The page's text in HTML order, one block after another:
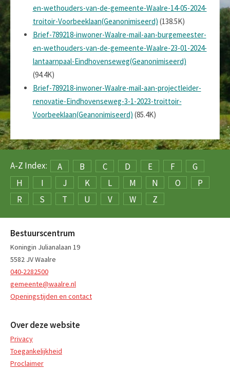
en-wethouders-van-de-gemeente-Waalre-14-05-2024-
troitoir-Voorbeeklaan(Geanonimiseerd) (138.5K)
Brief-789218-inwoner-Waalre-mail-aan-burgemeester-
en-wethouders-van-de-gemeente-Waalre-23-01-2024-
lantaarnpaal-Eindhovenseweg(Geanonimiseerd)
(94.4K)
Brief-789218-inwoner-Waalre-mail-aan-projectleider-
renovatie-Eindhovenseweg-3-1-2023-troittoir-
Voorbeeklaan(Geanonimiseerd) (85.4K)
A-Z Index: A B C D E F
G
H
I J K L M N O
P
R
S T U V W Z
Bestuurscentrum
Koningin Julianalaan 19
5582 JV Waalre
040-2282500
gemeente@waalre.nl
Openingstijden en contact
Over deze website
Privacy
Toegankelijkheid
Proclaimer